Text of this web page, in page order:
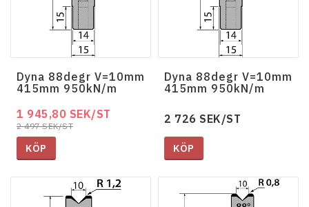
Dyna 88degr V=10mm
415mm 950kN/m
2 497 SEK/ST
1 945,80 SEK/ST
KÖP
Dyna 88degr V=10mm
415mm 950kN/m
2 726 SEK/ST
KÖP